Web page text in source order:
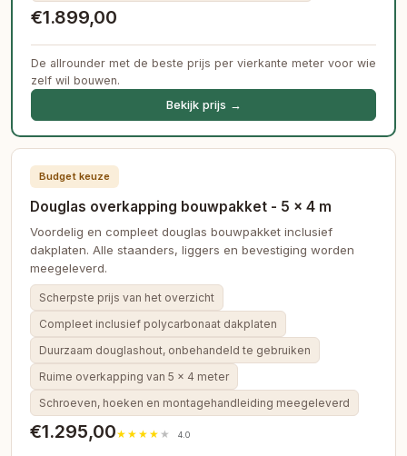
€1.899,00
De allrounder met de beste prijs per vierkante meter voor wie
zelf wil bouwen.
Bekijk prijs →
Budget keuze
Douglas overkapping bouwpakket - 5 × 4 m
Voordelig en compleet douglas bouwpakket inclusief
dakplaten. Alle staanders, liggers en bevestiging worden
meegeleverd.
Scherpste prijs van het overzicht
Compleet inclusief polycarbonaat dakplaten
Duurzaam douglashout, onbehandeld te gebruiken
Ruime overkapping van 5 × 4 meter
Schroeven, hoeken en montagehandleiding meegeleverd
€1.295,00 4.0